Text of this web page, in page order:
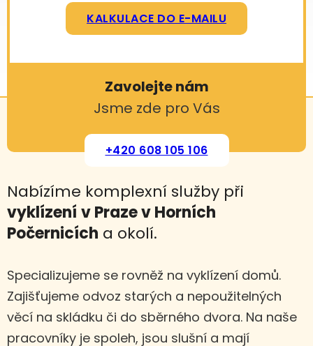
KALKULACE DO E-MAILU
Zavolejte nám
Jsme zde pro Vás
+420 608 105 106
Nabízíme komplexní služby při
vyklízení v Praze v Horních
Počernicích a okolí.
Specializujeme se rovněž na vyklízení domů.
Zajišťujeme odvoz starých a nepoužitelných
věcí na skládku či do sběrného dvora. Na naše
pracovníky je spoleh, jsou slušní a mají